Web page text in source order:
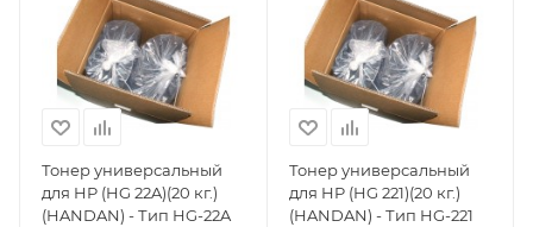
Тонер универсальный
для HP (HG 22A)(20 кг.)
(HANDAN) - Тип HG-22A
Тонер универсальный
для HP (HG 221)(20 кг.)
(HANDAN) - Тип HG-221